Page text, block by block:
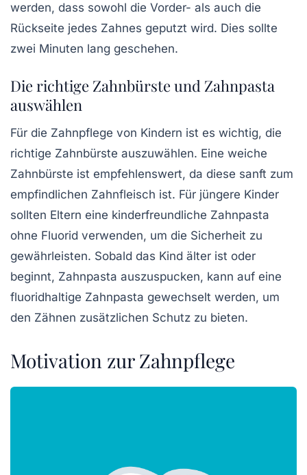
werden, dass sowohl die Vorder- als auch die
Rückseite jedes Zahnes geputzt wird. Dies sollte
zwei Minuten lang geschehen.
Die richtige Zahnbürste und Zahnpasta
auswählen
Für die Zahnpflege von Kindern ist es wichtig, die
richtige Zahnbürste auszuwählen. Eine weiche
Zahnbürste ist empfehlenswert, da diese sanft zum
empfindlichen Zahnfleisch ist. Für jüngere Kinder
sollten Eltern eine kinderfreundliche Zahnpasta
ohne Fluorid verwenden, um die Sicherheit zu
gewährleisten. Sobald das Kind älter ist oder
beginnt, Zahnpasta auszuspucken, kann auf eine
fluoridhaltige Zahnpasta gewechselt werden, um
den Zähnen zusätzlichen Schutz zu bieten.
Motivation zur Zahnpflege